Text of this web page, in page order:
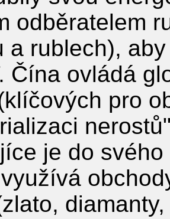
odběratelem
a rublech),
Čína ovládá
pro
je do